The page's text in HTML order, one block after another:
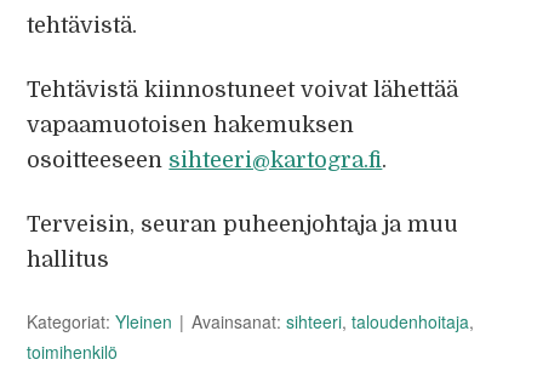
tehtävistä.
Tehtävistä kiinnostuneet voivat lähettää
vapaamuotoisen hakemuksen
osoitteeseen sihteeri@kartogra.fi.
Terveisin, seuran puheenjohtaja ja muu
hallitus
Kategoriat:Yleinen Avainsanat:sihteeri,taloudenhoitaja,
toimihenkilö